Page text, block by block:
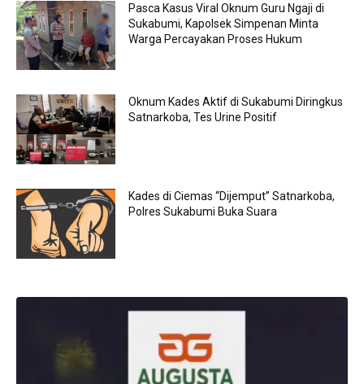
Pasca Kasus Viral Oknum Guru Ngaji di
Sukabumi, Kapolsek Simpenan Minta
Warga Percayakan Proses Hukum
Oknum Kades Aktif di Sukabumi Diringkus
Satnarkoba, Tes Urine Positif
Kades di Ciemas “Dijemput” Satnarkoba,
Polres Sukabumi Buka Suara